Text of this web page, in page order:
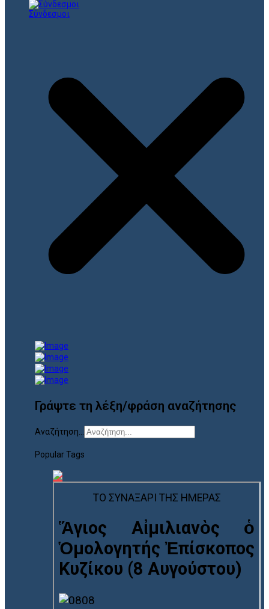
Σύνδεσμοι
Γράψτε τη λέξη/φράση αναζήτησης
Αναζήτηση...
Popular Tags